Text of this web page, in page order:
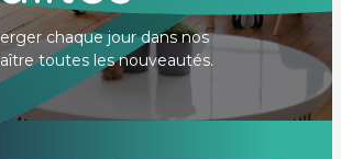
chaque jour dans nos
toutes les nouveautés.